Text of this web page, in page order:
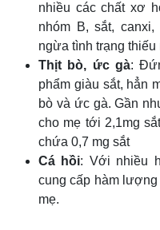
nhiều các chất xơ
nhóm B, sắt,
ngừa tình trạng thiếu
Thịt bò, ức gà:
phẩm giàu sắt, hẳn
bò và ức gà. Gần
cho mẹ tới 2,1mg
chứa 0,7 mg sắt
Cá hồi: Với nhiều
cung cấp hàm
mẹ.